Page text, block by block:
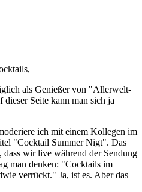
als Genießer von "Allerwelt-
Seite kann man sich ja
ich mit einem Kollegen im
"Cocktail Summer Nigt". Das
dass wir live während der Sendung
man denken: "Cocktails im
verrückt." Ja, ist es. Aber das